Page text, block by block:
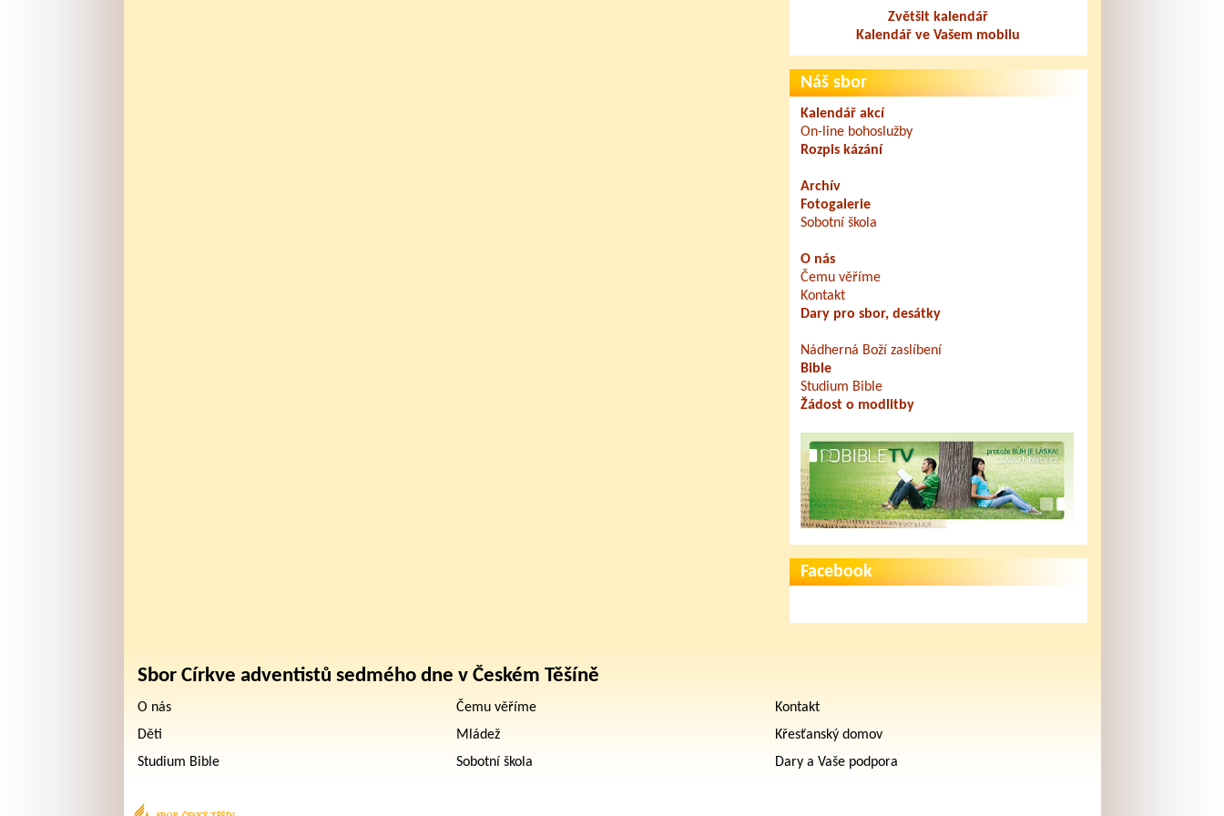
Zvětšit kalendář
Kalendář ve Vašem mobilu
Náš sbor
Kalendář akcí
On-line bohoslužby
Rozpis kázání
Archív
Fotogalerie
Sobotní škola
O nás
Čemu věříme
Kontakt
Dary pro sbor, desátky
Nádherná Boží zaslíbení
Bible
Studium Bible
Žádost o modlitby
Facebook
Sbor Církve adventistů sedmého dne v Českém Těšíně
O nás Čemu věříme
Kontakt
Děti
Mládež
Křesťanský domov
Studium Bible
Sobotní škola Dary a Vaše podpora